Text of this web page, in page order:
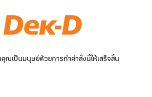
ณเป็นมนุษย์ด้วยการทำคำสั่งนี้ให้เสร็จสิ้น